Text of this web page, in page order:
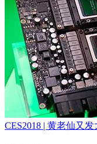
CES2018 | 黄老仙又